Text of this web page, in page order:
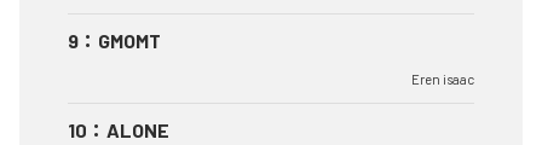
9 ： GMOMT
Eren isaac
10 ： ALONE